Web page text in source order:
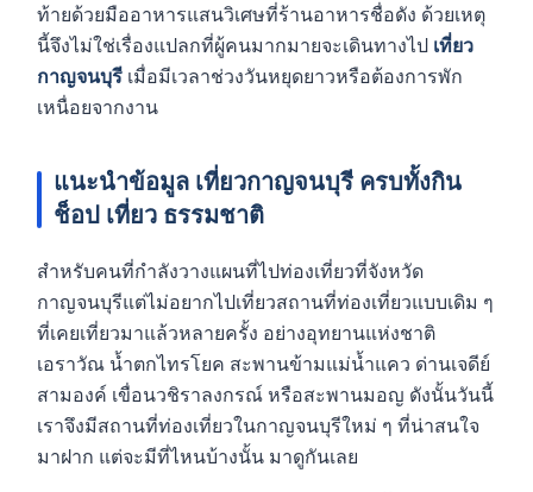
ท้ายด้วยมืออาหารแสนวิเศษที่ร้านอาหารชื่อดัง ด้วยเหตุ
นี้จึงไม่ใช่เรื่องแปลกที่ผู้คนมากมายจะเดินทางไป เที่ยว
กาญจนบุรี เมื่อมีเวลาช่วงวันหยุดยาวหรือต้องการพัก
เหนื่อยจากงาน
แนะนำข้อมูล เที่ยวกาญจนบุรี ครบทั้งกิน
ช็อป เที่ยว ธรรมชาติ
สำหรับคนที่กำลังวางแผนที่ไปท่องเที่ยวที่จังหวัด
กาญจนบุรีแต่ไม่อยากไปเที่ยวสถานที่ท่องเที่ยวแบบเดิม ๆ
ที่เคยเที่ยวมาแล้วหลายครั้ง อย่างอุทยานแห่งชาติ
เอราวัณ น้ำตกไทรโยค สะพานข้ามแม่น้ำแคว ด่านเจดีย์
สามองค์ เขื่อนวชิราลงกรณ์ หรือสะพานมอญ ดังนั้นวันนี้
เราจึงมีสถานที่ท่องเที่ยวในกาญจนบุรีใหม่ ๆ ที่น่าสนใจ
มาฝาก แต่จะมีที่ไหนบ้างนั้น มาดูกันเลย